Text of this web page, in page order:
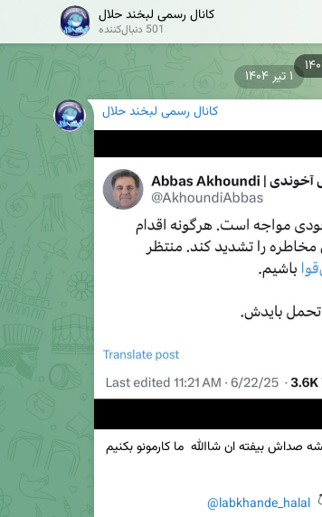
کانال رسمی لبخند حلال
501 دنبال‌کننده
کانال رسمی لبخند حلال
@labkhande_halal
۱ تیر ۱۴۰۴